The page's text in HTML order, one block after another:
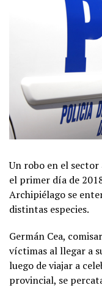
Un robo en el
el primer día de
Archipiélago se
distintas especies.
Germán Cea,
víctimas al llegar a
luego de viajar a
provincial, se